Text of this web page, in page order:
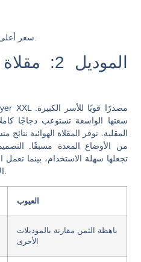
الموديل
سعتها الواسعة تستوعب دجاجًا
المقلية. توفر المقلاة الهوائية
من الأوضاع المعدة مسبقًا.
تجعلها سهلة الاستخدام، بينما
العيوب
باهظة الثمن مقارنة بالموديلات
الأخرى